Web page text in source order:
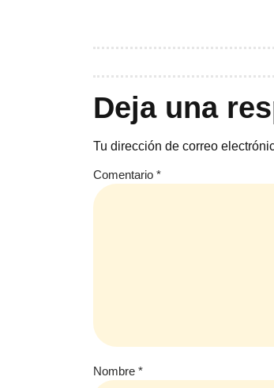
Deja una
Tu dirección de correo
Comentario *
Nombre *